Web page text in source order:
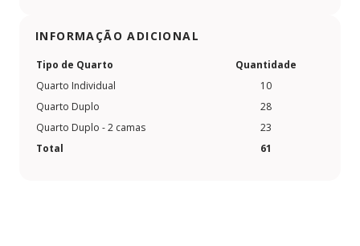
INFORMAÇÃO ADICIONAL
Tipo de Quarto
Quantidade
Quarto Individual
10
Quarto Duplo
28
Quarto Duplo - 2 camas
23
Total
61